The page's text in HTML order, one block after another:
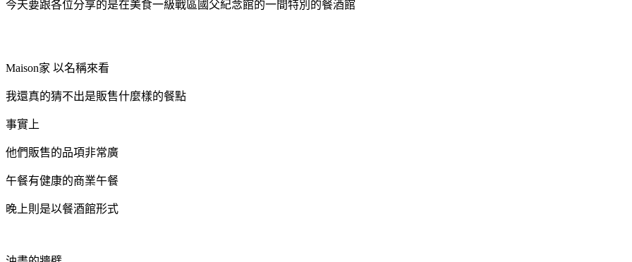
今天要跟各位分享的是在美食一級戰區國父紀念館的一間特別的餐酒館
Maison家 以名稱來看
我還真的猜不出是販售什麼樣的餐點
事實上
他們販售的品項非常廣
午餐有健康的商業午餐
晚上則是以餐酒館形式